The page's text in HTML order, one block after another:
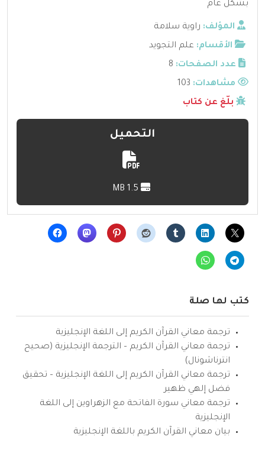
بشكل عام
المؤلف: راوية سلامة
الأقسام: علم التجويد
عدد الصفحات: 8
مشاهدات:
بلّغ عن كتاب
التحميل
كتب لها صلة
ترجمة معاني القرآن الكريم إلى اللغة الإنجليزية
ترجمة معاني القرآن الكريم – الترجمة الإنجليزية (صحيح
انترناشونال)
ترجمة معاني القرآن الكريم إلى اللغة الإنجليزية – تحقيق
فضل إلهي ظهير
ترجمة معاني سورة الفاتحة مع الزهراوين إلى اللغة
الإنجليزية
بيان معاني القرآن الكريم باللغة الإنجليزية